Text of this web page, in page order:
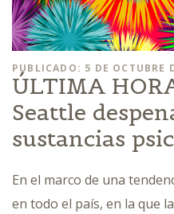
PUBLICADO: 5 DE OCTUBRE
ÚLTIMA
Seattle
sustancias
En el marco de una
en todo el país, en la que